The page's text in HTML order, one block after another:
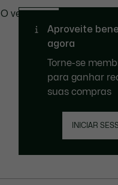
O verão em destaque
Aproveite
agora
Torne-se
para ganhar
suas compras
INICIAR